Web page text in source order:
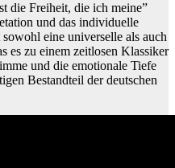
die Freiheit, die ich meine”
und das individuelle
eine universelle als auch
es zu einem zeitlosen Klassiker
und die emotionale Tiefe
Bestandteil der deutschen